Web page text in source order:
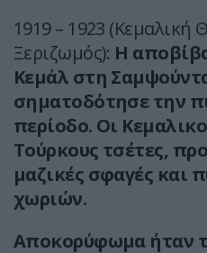
1919 – 1923 (Κεμαλική
Ξεριζωμός): Η
Κεμάλ στη
σηματοδότησε την
περίοδο. Οι
Τούρκους τσέτες,
μαζικές σφαγές και
χωριών.
Αποκορύφωμα ήταν